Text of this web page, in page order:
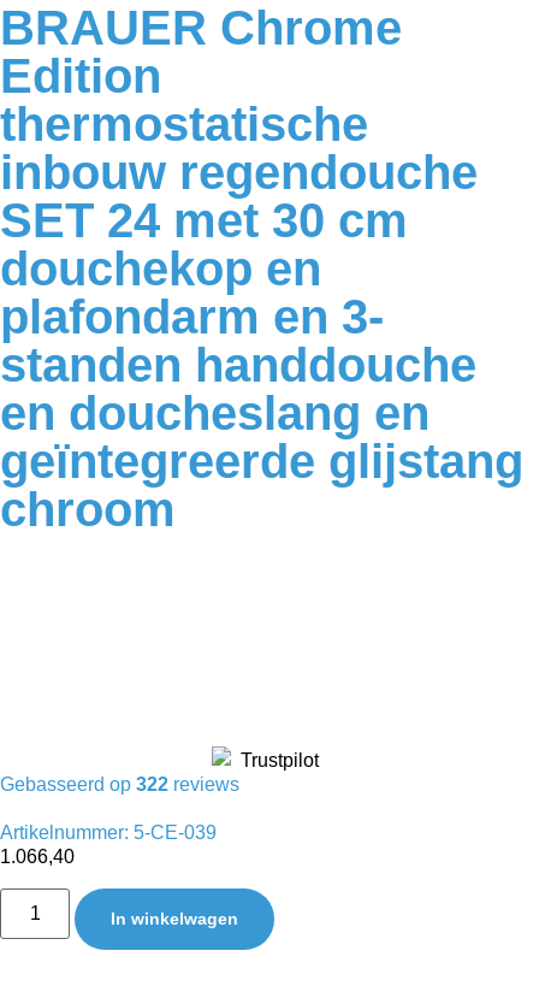
BRAUER Chrome
Edition
thermostatische
inbouw regendouche
SET 24 met 30 cm
douchekop en
plafondarm en 3-
standen handdouche
en doucheslang en
geïntegreerde glijstang
chroom
Gebasseerd op 322 reviews
Artikelnummer: 5-CE-039
1.066,40
In winkelwagen